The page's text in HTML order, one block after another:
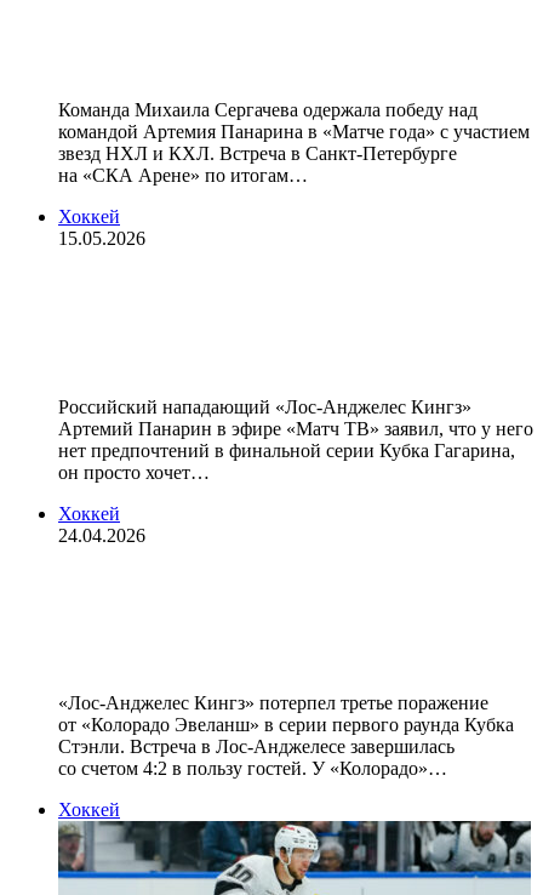
Команда Михаила Сергачева одержала победу над
командой Артемия Панарина в «Матче года» с участием
звезд НХЛ и КХЛ. Встреча в Санкт‑Петербурге
на «СКА Арене» по итогам…
Хоккей
15.05.2026
Российский нападающий «Лос‑Анджелес Кингз»
Артемий Панарин в эфире «Матч ТВ» заявил, что у него
нет предпочтений в финальной серии Кубка Гагарина,
он просто хочет…
Хоккей
24.04.2026
«Лос‑Анджелес Кингз» потерпел третье поражение
от «Колорадо Эвеланш» в серии первого раунда Кубка
Стэнли. Встреча в Лос‑Анджелесе завершилась
со счетом 4:2 в пользу гостей. У «Колорадо»…
Хоккей